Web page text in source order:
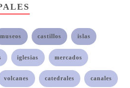
museos castillos islas
iglesias mercados
volcanes catedrales canales